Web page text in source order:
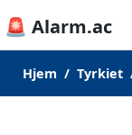
🚨 Alarm.ac
Hjem Tyrkiet